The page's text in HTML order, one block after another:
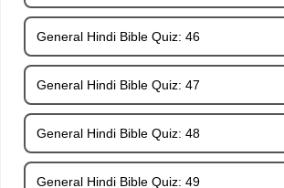
General Hindi Bible Quiz: 46
General Hindi Bible Quiz: 47
General Hindi Bible Quiz: 48
General Hindi Bible Quiz: 49